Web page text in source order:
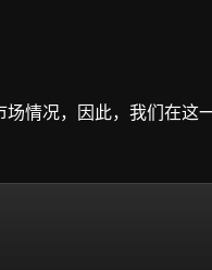
情况，因此，我们在这